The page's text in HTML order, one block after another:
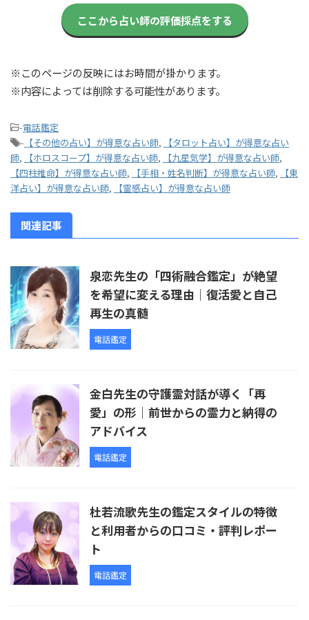
ここから占い師の評価採点をする
※このページの反映にはお時間が掛かります。
※内容によっては削除する可能性があります。
-電話鑑定
- 【その他の占い】が得意な占い師,
【タロット占い】が得意な占い
師, 【ホロスコープ】が得意な占い師, 【九星気学】が得意な占い師,
【四柱推命】が得意な占い師, 【手相・姓名判断】が得意な占い師,
【東
洋占い】が得意な占い師, 【霊感占い】が得意な占い師
関連記事
泉恋先生の「四術融合鑑定」が絶望
を希望に変える理由｜復活愛と自己
再生の真髄
電話鑑定
金白先生の守護霊対話が導く「再
愛」の形｜前世からの霊力と納得の
アドバイス
電話鑑定
杜若流歌先生の鑑定スタイルの特徴
と利用者からの口コミ・評判レポー
ト
電話鑑定